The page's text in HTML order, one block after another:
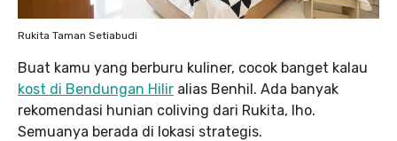
Rukita Taman Setiabudi
Buat kamu yang berburu kuliner, cocok banget kalau
kost di Bendungan Hilir alias Benhil. Ada banyak
rekomendasi hunian coliving dari Rukita, lho.
Semuanya berada di lokasi strategis.